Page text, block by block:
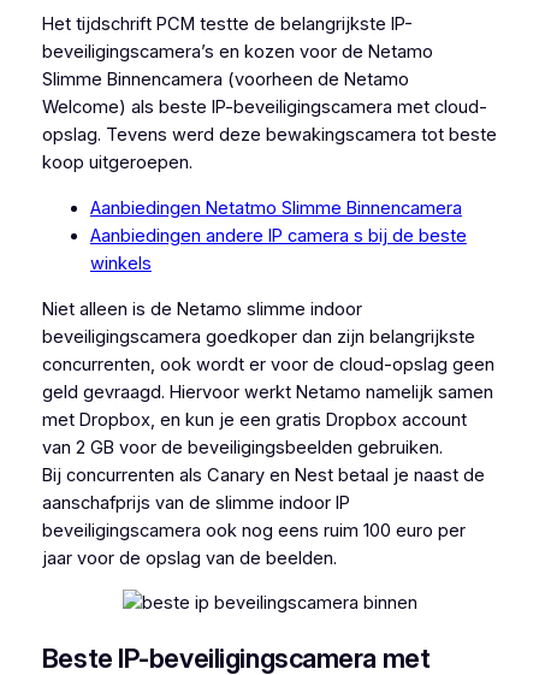
Het tijdschrift PCM testte de belangrijkste IP-
beveiligingscamera’s en kozen voor de Netamo
Slimme Binnencamera (voorheen de Netamo
Welcome) als beste IP-beveiligingscamera met cloud-
opslag. Tevens werd deze bewakingscamera tot beste
koop uitgeroepen.
Aanbiedingen Netatmo Slimme Binnencamera
Aanbiedingen andere IP camera s bij de beste
winkels
Niet alleen is de Netamo slimme indoor
beveiligingscamera goedkoper dan zijn belangrijkste
concurrenten, ook wordt er voor de cloud-opslag geen
geld gevraagd. Hiervoor werkt Netamo namelijk samen
met Dropbox, en kun je een gratis Dropbox account
van 2 GB voor de beveiligingsbeelden gebruiken.
Bij concurrenten als Canary en Nest betaal je naast de
aanschafprijs van de slimme indoor IP
beveiligingscamera ook nog eens ruim 100 euro per
jaar voor de opslag van de beelden.
Beste IP-beveiligingscamera met